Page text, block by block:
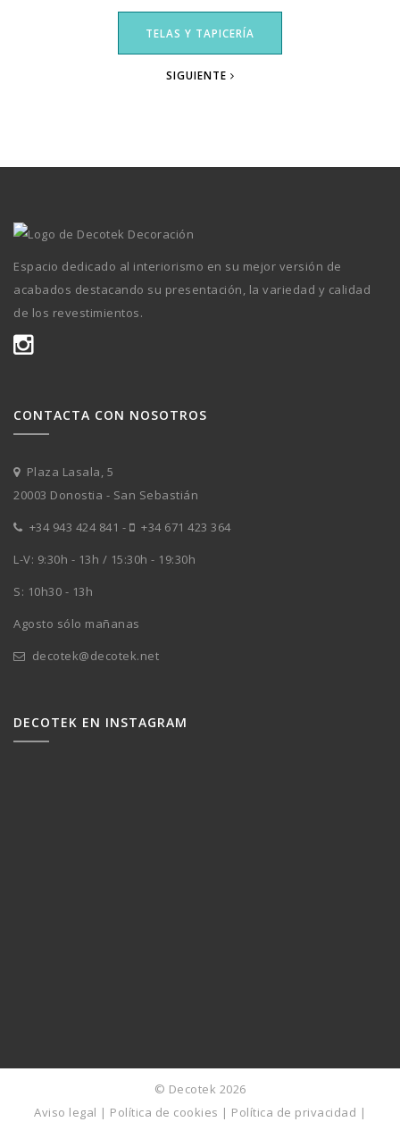
TELAS Y TAPICERÍA
SIGUIENTE
Espacio dedicado al interiorismo en su mejor versión de
acabados destacando su presentación, la variedad y calidad
de los revestimientos.
CONTACTA CON NOSOTROS
Plaza Lasala, 5
20003 Donostia - San Sebastián
+34 943 424 841 -
+34 671 423 364
L-V: 9:30h - 13h / 15:30h - 19:30h
S: 10h30 - 13h
Agosto sólo mañanas
decotek@decotek.net
DECOTEK EN INSTAGRAM
© Decotek 2026
Aviso legal | Política de cookies | Política de privacidad |